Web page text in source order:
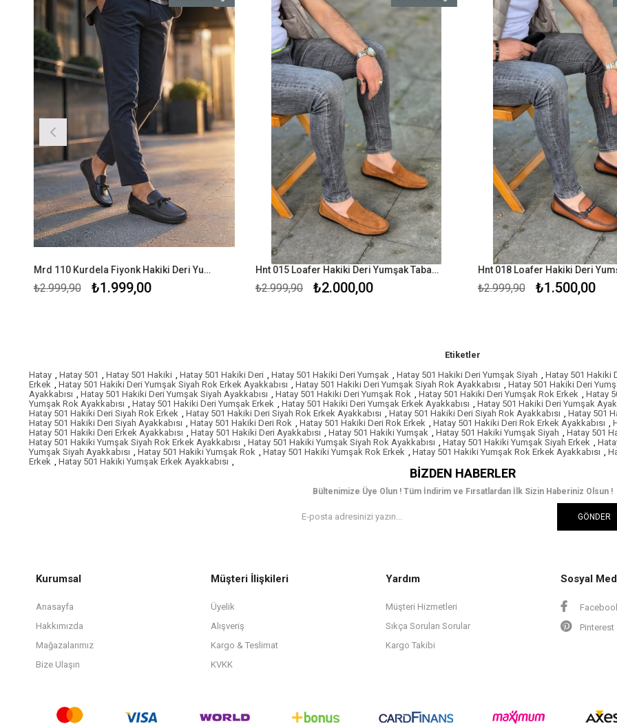
Mrd 110 Kurdela Fiyonk Hakiki Deri Yumşak SiyahRok Erkek Ayakkabısı
₺1.999,00
₺2.999,90
%33İndirim
Hnt 015 Loafer Hakiki Deri Yumşak Taba Süet Rok Erkek Ayakkabısı
₺2.000,00
₺2.999,90
%33İndirim
₺1.500,00
₺2.999,90
Etiketler
Hatay
Hatay 501 Hatay 501 Hakiki Hatay 501 Hakiki Deri Hatay 501 Hakiki Deri Yumşak Hatay 501 Hakiki Deri Yumşak Siyah Hatay 501 Hakiki
Erkek
Hatay 501 Hakiki Deri Yumşak Siyah Rok Erkek Ayakkabısı Hatay 501 Hakiki Deri Yumşak Siyah Rok Ayakkabısı Hatay 501 Hakiki Deri
Ayakkabısı
Hatay 501 Hakiki Deri Yumşak Siyah Ayakkabısı Hatay 501 Hakiki Deri Yumşak Rok Hatay 501 Hakiki Deri Yumşak Rok Erkek Hatay
Yumşak Rok Ayakkabısı
Hatay 501 Hakiki Deri Yumşak Erkek Hatay 501 Hakiki Deri Yumşak Erkek Ayakkabısı Hatay 501 Hakiki Deri Yumşak
Hatay 501 Hakiki Deri Siyah Rok Erkek
Hatay 501 Hakiki Deri Siyah Rok Erkek Ayakkabısı Hatay 501 Hakiki Deri Siyah Rok Ayakkabısı Hatay 501
Hatay 501 Hakiki Deri Siyah Ayakkabısı
Hatay 501 Hakiki Deri Rok Hatay 501 Hakiki Deri Rok Erkek Hatay 501 Hakiki Deri Rok Erkek Ayakkabısı
Hatay 501 Hakiki Deri Erkek Ayakkabısı
Hatay 501 Hakiki Deri Ayakkabısı Hatay 501 Hakiki Yumşak Hatay 501 Hakiki Yumşak Siyah Hatay 501
Hatay 501 Hakiki Yumşak Siyah Rok Erkek Ayakkabısı
Hatay 501 Hakiki Yumşak Siyah Rok Ayakkabısı Hatay 501 Hakiki Yumşak Siyah Erkek
Yumşak Siyah Ayakkabısı
Hatay 501 Hakiki Yumşak Rok Hatay 501 Hakiki Yumşak Rok Erkek Hatay 501 Hakiki Yumşak Rok Erkek Ayakkabısı
Erkek
Hatay 501 Hakiki Yumşak Erkek Ayakkabısı
BIZDEN HABERLER
Bültenimize Üye Olun ! Tüm İndirim ve Fırsatlardan İlk Sizin Haberiniz Olsun !
GÖNDER
Kurumsal
Anasayfa
Hakkımızda
Mağazalarımız
Bize Ulaşın
Müşteri İlişkileri
Üyelik
Alışveriş
Kargo & Teslimat
KVKK
Yardım
Müşteri Hizmetleri
Sıkça Sorulan Sorular
Kargo Takibi
Sosyal
Pinterest